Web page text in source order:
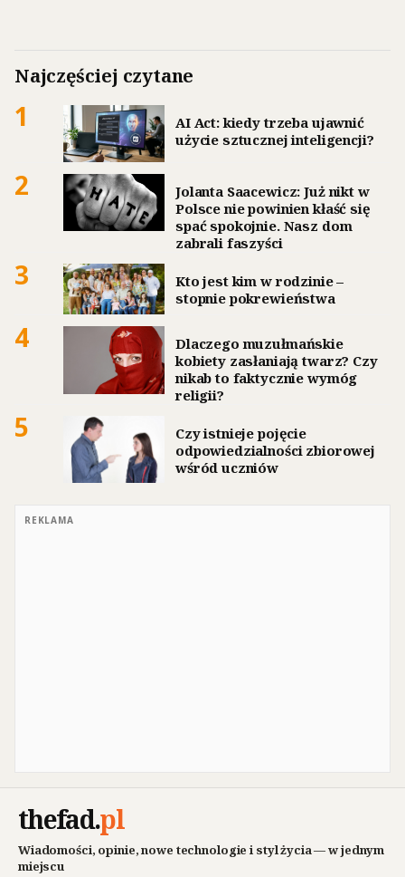
Najczęściej czytane
1
AI Act: kiedy trzeba ujawnić
użycie sztucznej inteligencji?
2
Jolanta Saacewicz: Już nikt w
Polsce nie powinien kłaść się
spać spokojnie. Nasz dom
zabrali faszyści
3
Kto jest kim w rodzinie –
stopnie pokrewieństwa
4
Dlaczego muzułmańskie
kobiety zasłaniają twarz? Czy
nikab to faktycznie wymóg
religii?
5
Czy istnieje pojęcie
odpowiedzialności zbiorowej
wśród uczniów
REKLAMA
thefad.pl
Wiadomości, opinie, nowe technologie i styl życia — w jednym
miejscu